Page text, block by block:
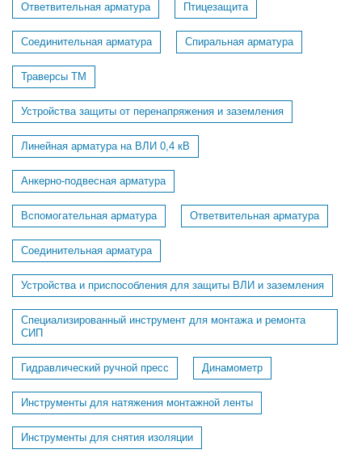
Ответвительная арматура Птицезащита
Соединительная арматура Спиральная арматура
Траверсы ТМ
Устройства защиты от перенапряжения и заземления
Линейная арматура на ВЛИ 0,4 кВ
Анкерно-подвесная арматура
Вспомогательная арматура Ответвительная арматура
Соединительная арматура
Устройства и приспособления для защиты ВЛИ и заземления
Специализированный инструмент для монтажа и ремонта
СИП
Гидравлический ручной пресс Динамометр
Инструменты для натяжения монтажной ленты
Инструменты для снятия изоляции